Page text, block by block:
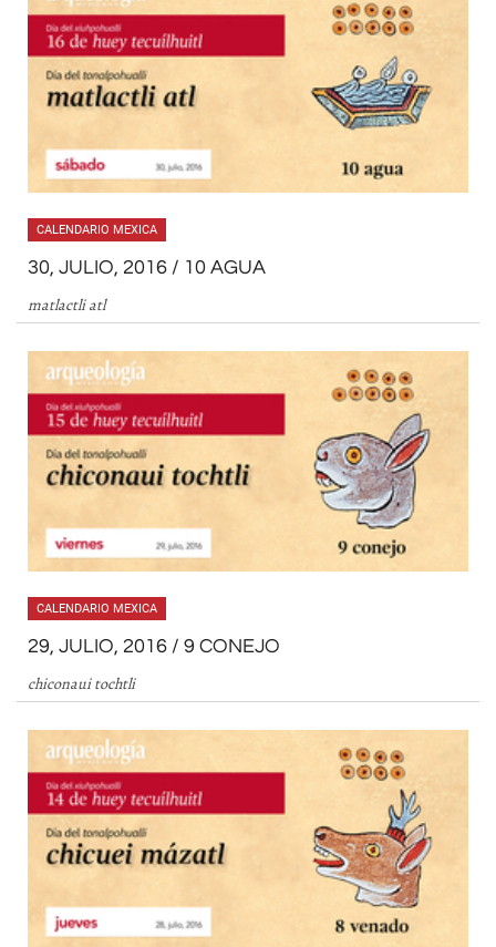
CALENDARIO MEXICA
30, JULIO, 2016 / 10 AGUA
matlactli atl
CALENDARIO MEXICA
29, JULIO, 2016 / 9 CONEJO
chiconaui tochtli